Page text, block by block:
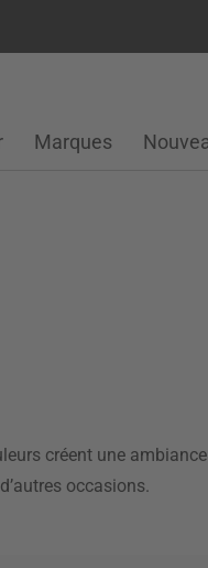
Marques
créent une
occasions.